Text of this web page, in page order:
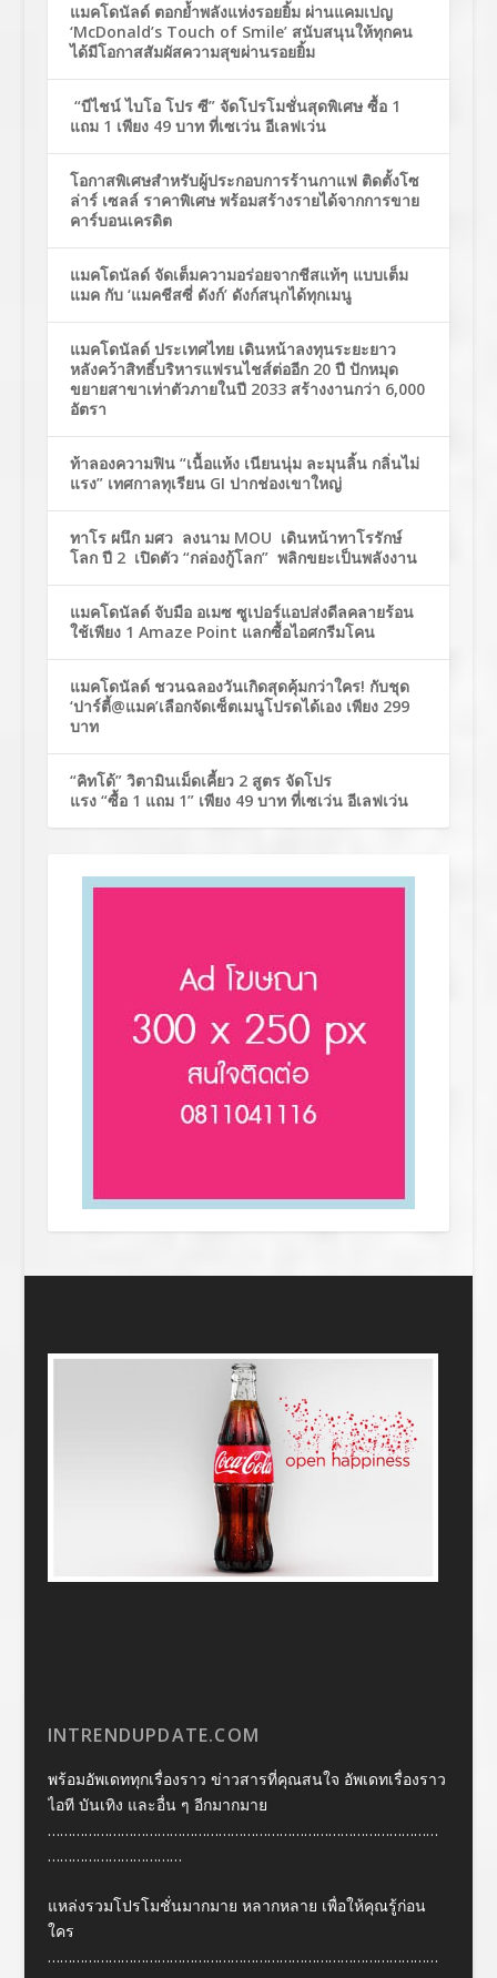
แมคโดนัลด์ ตอกย้ำพลังแห่งรอยยิ้ม ผ่านแคมเปญ
‘McDonald’s Touch of Smile’ สนับสนุนให้ทุกคน
ได้มีโอกาสสัมผัสความสุขผ่านรอยยิ้ม
“บีไชน์ ไบโอ โปร ซี” จัดโปรโมชั่นสุดพิเศษ ซื้อ 1
แถม 1 เพียง 49 บาท ที่เซเว่น อีเลฟเว่น
โอกาสพิเศษสำหรับผู้ประกอบการร้านกาแฟ ติดตั้งโซ
ล่าร์ เซลล์ ราคาพิเศษ พร้อมสร้างรายได้จากการขาย
คาร์บอนเครดิต
แมคโดนัลด์ จัดเต็มความอร่อยจากชีสแท้ๆ แบบเต็ม
แมค กับ ‘แมคชีสซี่ ดังก์’ ดังก์สนุกได้ทุกเมนู
แมคโดนัลด์ ประเทศไทย เดินหน้าลงทุนระยะยาว
หลังคว้าสิทธิ์บริหารแฟรนไชส์ต่ออีก 20 ปี ปักหมุด
ขยายสาขาเท่าตัวภายในปี 2033 สร้างงานกว่า 6,000
อัตรา
ท้าลองความฟิน “เนื้อแห้ง เนียนนุ่ม ละมุนลิ้น กลิ่นไม่
แรง” เทศกาลทุเรียน GI ปากช่องเขาใหญ่
ทาโร ผนึก มศว ลงนาม MOU เดินหน้าทาโรรักษ์
โลก ปี 2 เปิดตัว “กล่องกู้โลก” พลิกขยะเป็นพลังงาน
แมคโดนัลด์ จับมือ อเมซ ซูเปอร์แอปส่งดีลคลายร้อน
ใช้เพียง 1 Amaze Point แลกซื้อไอศกรีมโคน
แมคโดนัลด์ ชวนฉลองวันเกิดสุดคุ้มกว่าใคร! กับชุด
‘ปาร์ตี้@แมค’เลือกจัดเซ็ตเมนูโปรดได้เอง เพียง 299
บาท
“คิทโด้” วิตามินเม็ดเคี้ยว 2 สูตร จัดโปร
แรง “ซื้อ 1 แถม 1” เพียง 49 บาท ที่เซเว่น อีเลฟเว่น
INTRENDUPDATE.COM
พร้อมอัพเดททุกเรื่องราว ข่าวสารที่คุณสนใจ อัพเดทเรื่องราว
ไอที บันเทิง และอื่น ๆ อีกมากมาย
……………………………………………………………………………………
……………………………
แหล่งรวมโปรโมชั่นมากมาย หลากหลาย เพื่อให้คุณรู้ก่อน
ใคร
……………………………………………………………………………………